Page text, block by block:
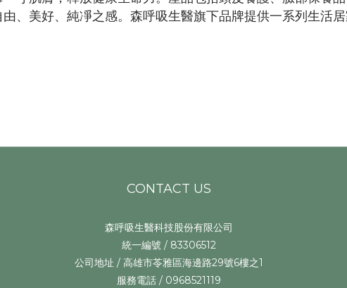
、美好、純凈之感。森呼吸生醫旗下品牌提供一系列生活居
CONTACT US
森呼吸生醫科技股份有限公司
統一編號 / 83306512
公司地址 / 高雄市苓雅區海邊路29號6樓之1
服務電話 / 0968521119